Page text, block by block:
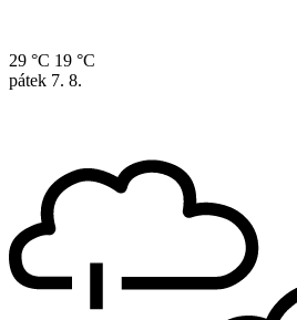
29 °C 19 °C
pátek 7. 8.